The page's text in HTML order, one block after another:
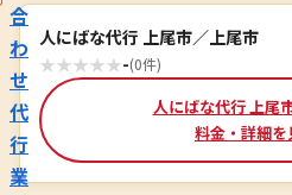
合
わ
せ
代
行
業
人にばな代行 上尾市／上尾市
★★★★★-(0件)
人にばな代行 上尾
料金・詳細を